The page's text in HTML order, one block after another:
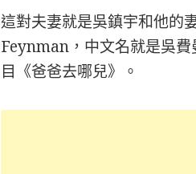
這對夫妻就是吳鎮宇和他的
Feynman，中文名就是吳
目《爸爸去哪兒》。